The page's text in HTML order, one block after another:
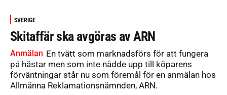
SVERIGE
Skitaffär ska avgöras av ARN
Anmälan En tvätt som marknadsförs för att fungera
på hästar men som inte nådde upp till köparens
förväntningar står nu som föremål för en anmälan hos
Allmänna Reklamationsnämnden, ARN.